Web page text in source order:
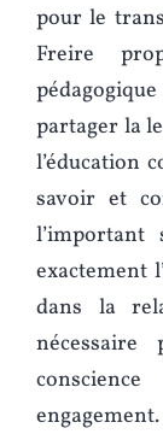
pour le
Freire
partager la
l’éducation
savoir et
exactement
dans la